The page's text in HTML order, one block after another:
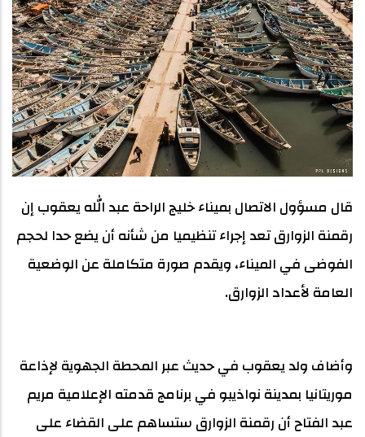
قال مسؤول الاتصال بميناء خليج الراحة عبد الله يعقوب إن
رقمنة الزوارق تعد إجراء تنظيميا من شأنه أن يضع حدا لحجم
الفوضى في الميناء، ويقدم صورة متكاملة عن الوضعية
العامة لأعداد الزوارق.
وأضاف ولد يعقوب في حديث عبر المحطة الجهوية لإذاعة
موريتانيا بمدينة نواذيبو في برنامج قدمته الإعلامية مريم
عبد الفتاح أن رقمنة الزوارق ستساهم على القضاء على